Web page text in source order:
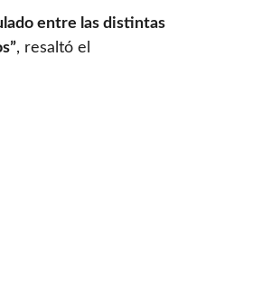
entre las distintas
, resaltó el